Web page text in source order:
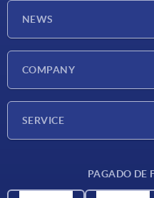
NEWS
COMPANY
SERVICE
PAGADO DE